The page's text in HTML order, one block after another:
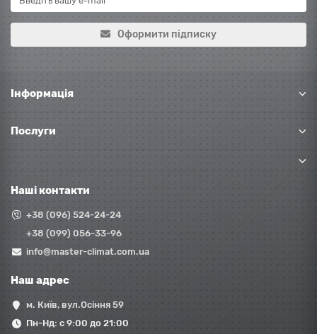
Оформити підписку
Інформація
Послуги
Наші контакти
+38 (096) 524-24-24
+38 (099) 056-33-96
info@master-climat.com.ua
Наш адрес
м. Київ, вул.Осіння 59
Пн-Нд: с 9:00 до 21:00